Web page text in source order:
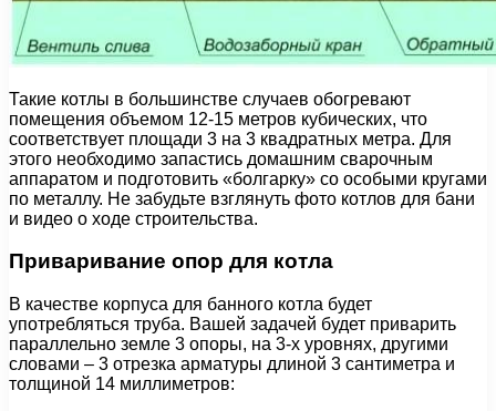
Такие котлы в большинстве случаев обогревают
помещения объемом 12-15 метров кубических, что
соответствует площади 3 на 3 квадратных метра. Для
этого необходимо запастись домашним сварочным
аппаратом и подготовить «болгарку» со особыми кругами
по металлу. Не забудьте взглянуть фото котлов для бани
и видео о ходе строительства.
Приваривание опор для котла
В качестве корпуса для банного котла будет
употребляться труба. Вашей задачей будет приварить
параллельно земле 3 опоры, на 3-х уровнях, другими
словами – 3 отрезка арматуры длиной 3 сантиметра и
толщиной 14 миллиметров: